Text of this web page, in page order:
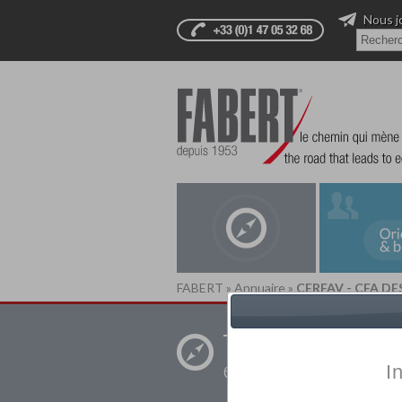
Nous
FABERT » Annuaire » CERFAV - CFA
Trouver un
établissement